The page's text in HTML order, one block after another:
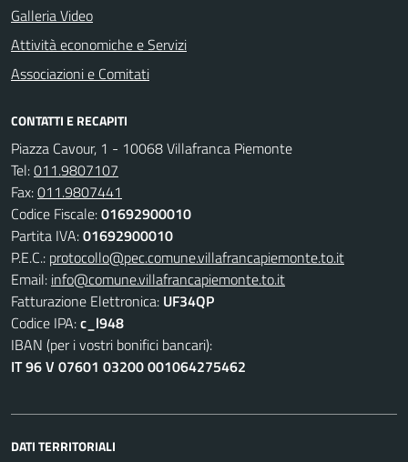
Galleria Video
Attività economiche e Servizi
Associazioni e Comitati
CONTATTI E RECAPITI
Piazza Cavour, 1 - 10068 Villafranca Piemonte
Tel:011.9807107
Fax:011.9807441
Codice Fiscale:01692900010
Partita IVA:01692900010
P.E.C.: protocollo@pec.comune.villafrancapiemonte.to.it
Email: info@comune.villafrancapiemonte.to.it
Fatturazione Elettronica: UF34QP
Codice IPA:c_l948
IBAN (per i vostri bonifici bancari):
IT 96 V 07601 03200 001064275462
DATI TERRITORIALI